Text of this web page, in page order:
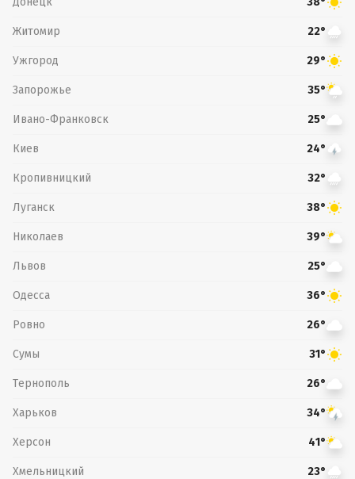
Житомир 22°
Ужгород 29°
Запорожье 35°
Ивано-Франковск 25°
Киев 24°
Кропивницкий 32°
Луганск 38°
Николаев 39°
Львов 25°
Одесса 36°
Ровно 26°
Сумы 31°
Тернополь 26°
Харьков 34°
Херсон 41°
Хмельницкий 23°